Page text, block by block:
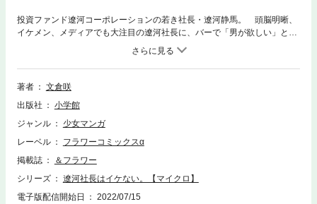
投資ファンド遼河コーポレーションの若き社長・遼河静馬。 頭脳明晰、
イケメン、メディアでも大注目の遼河社長に、バーで「男が欲しい」とく
だを巻いていたところを見られた雅。 それをきっかけにある秘密の契
約を静馬からもちかけられて――！？ 大人気！イケない社長とドMなOL
のイケない関係！？待望の第21巻配信。
著者
文倉咲
出版社
小学館
ジャンル
少女マンガ
レーベル
フラワーコミックスα
掲載誌
＆フラワー
シリーズ
遼河社長はイケない。【マイクロ】
電子版配信開始日
2022/07/15